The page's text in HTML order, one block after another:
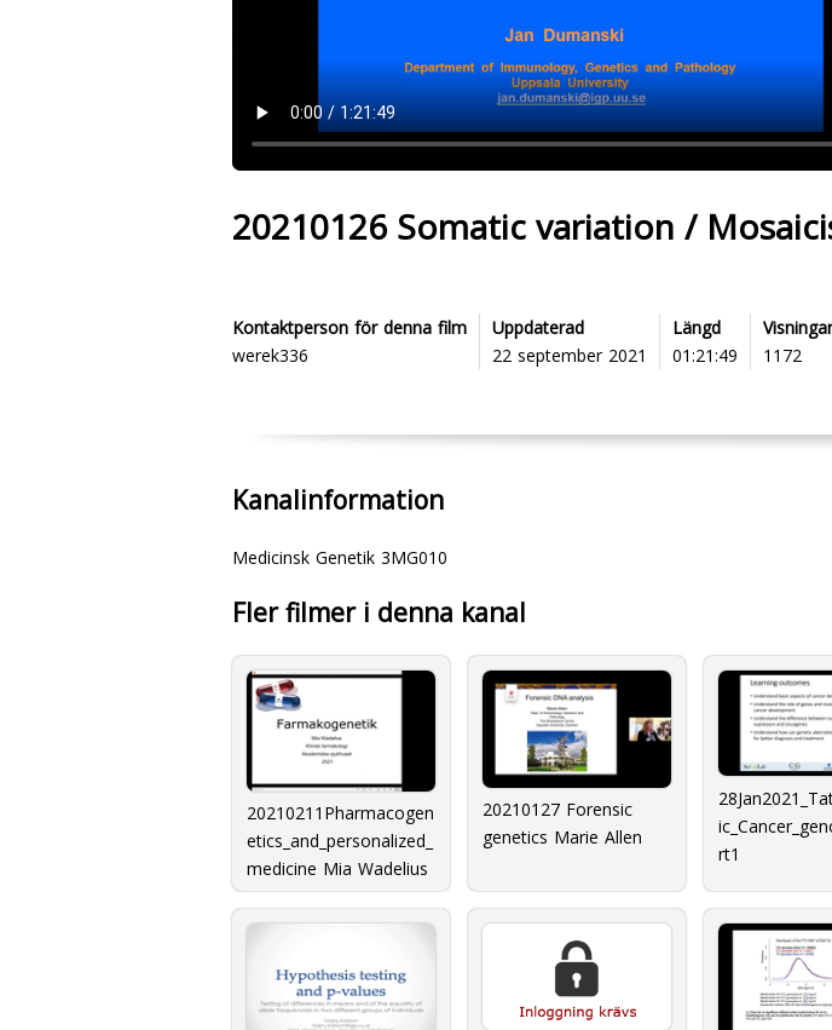
20210126 Somatic variation /
Kontaktperson för denna film
werek336
Uppdaterad
22 september 2021
Längd
01:21:49
Visningar
1172
Kanalinformation
Medicinsk Genetik 3MG010
Fler filmer i denna kanal
20210211Pharmacogen
etics_and_personalized_
medicine Mia Wadelius
20210127 Forensic
genetics Marie Allen
rt1